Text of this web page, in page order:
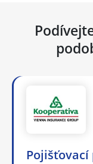
Pojišťovací